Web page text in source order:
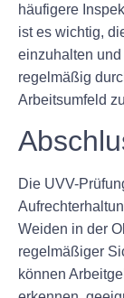
häufigere
ist es wichtig,
einzuhalten
regelmäßig
Arbeitsumfeld
Die UVV-
Weiden in der
regelmäßiger
können